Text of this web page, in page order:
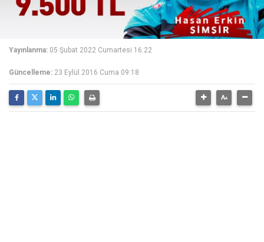
Yayınlanma: 05 Şubat 2022 Cumartesi 16:22
Güncelleme: 23 Eylül 2016 Cuma 09:18